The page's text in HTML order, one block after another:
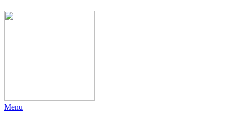
Menu